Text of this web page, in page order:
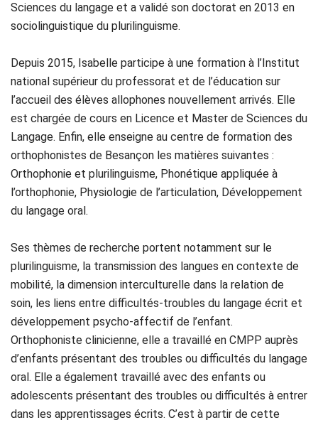
Sciences du langage et a validé son doctorat en 2013 en
sociolinguistique du plurilinguisme.
Depuis 2015, Isabelle participe à une formation à l’Institut
national supérieur du professorat et de l’éducation sur
l’accueil des élèves allophones nouvellement arrivés. Elle
est chargée de cours en Licence et Master de Sciences du
Langage. Enfin, elle enseigne au centre de formation des
orthophonistes de Besançon les matières suivantes :
Orthophonie et plurilinguisme, Phonétique appliquée à
l’orthophonie, Physiologie de l’articulation, Développement
du langage oral.
Ses thèmes de recherche portent notamment sur le
plurilinguisme, la transmission des langues en contexte de
mobilité, la dimension interculturelle dans la relation de
soin, les liens entre difficultés-troubles du langage écrit et
développement psycho-affectif de l’enfant.
Orthophoniste clinicienne, elle a travaillé en CMPP auprès
d’enfants présentant des troubles ou difficultés du langage
oral. Elle a également travaillé avec des enfants ou
adolescents présentant des troubles ou difficultés à entrer
dans les apprentissages écrits. C’est à partir de cette